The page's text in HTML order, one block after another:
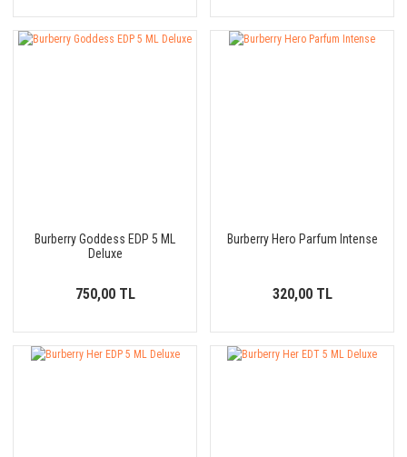
Burberry Goddess EDP 5 ML
Deluxe
750,00 TL
Burberry Hero Parfum Intense
320,00 TL